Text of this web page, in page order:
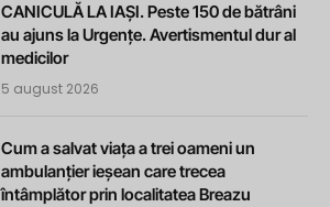
CANICULĂ LA IAȘI. Peste 150 de bătrâni
au ajuns la Urgențe. Avertismentul dur al
medicilor
5 august 2026
Cum a salvat viața a trei oameni un
ambulanțier ieșean care trecea
întâmplător prin localitatea Breazu